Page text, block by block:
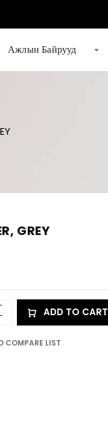
Ажлын Байрууд
GREY
ADD TO CART
COMPARE LIST